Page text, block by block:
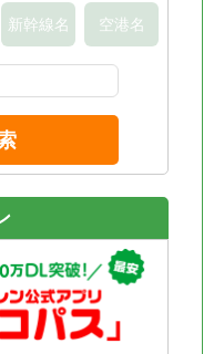
新幹線名 空港名